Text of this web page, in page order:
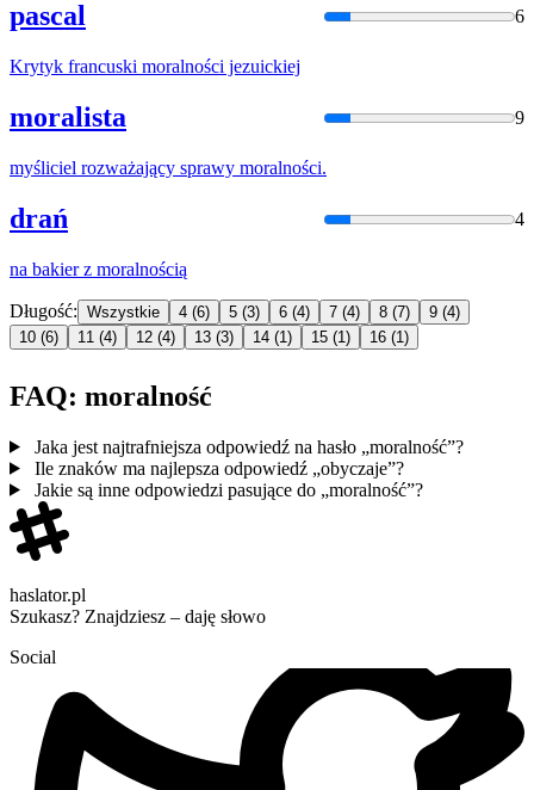
pascal 6
Krytyk francuski moralności jezuickiej
moralista 9
myśliciel rozważający sprawy moralności.
drań 4
na bakier z moralnością
Długość: Wszystkie 4 (6) 5 (3) 6 (4) 7 (4) 8 (7) 9 (4)
10 (6) 11 (4) 12 (4) 13 (3) 14 (1) 15 (1) 16 (1)
FAQ: moralność
Jaka jest najtrafniejsza odpowiedź na hasło „moralność”?
Ile znaków ma najlepsza odpowiedź „obyczaje”?
Jakie są inne odpowiedzi pasujące do „moralność”?
haslator.pl
Szukasz? Znajdziesz – daję słowo
Social